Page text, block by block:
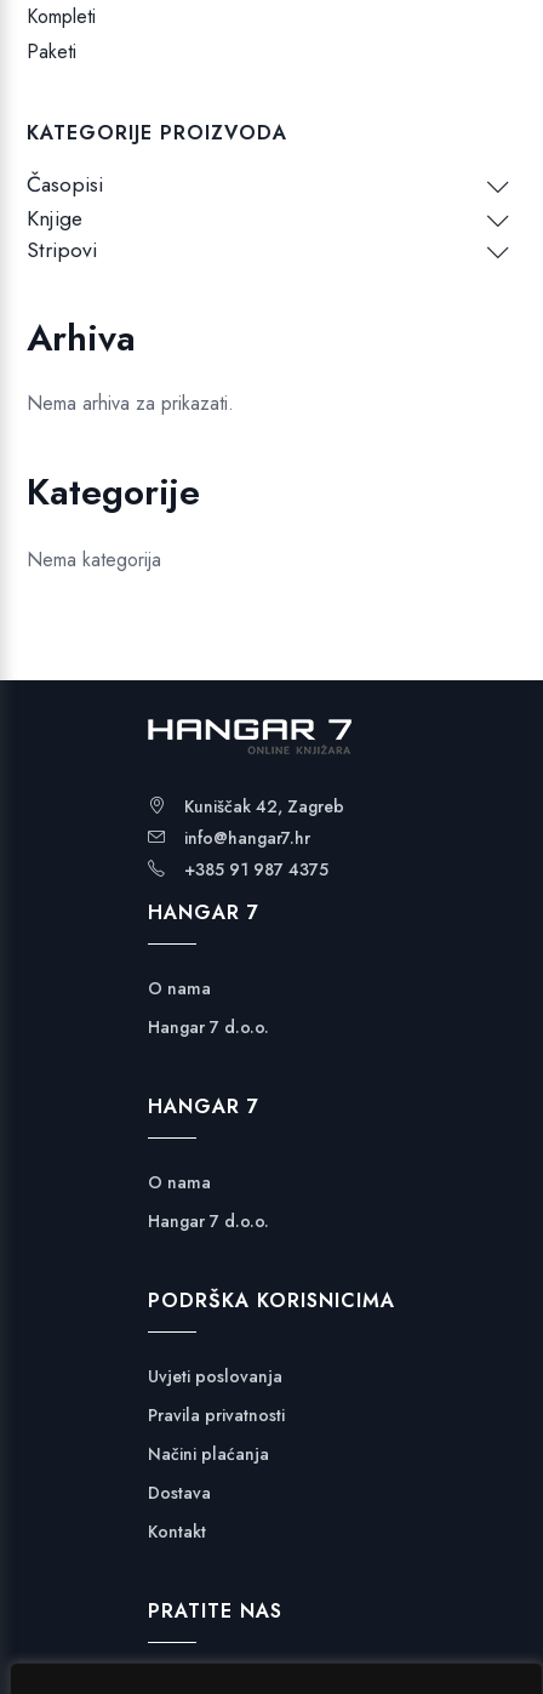
Kompleti
Paketi
KATEGORIJE PROIZVODA
Časopisi
Knjige
Stripovi
Arhiva
Nema arhiva za prikazati.
Kategorije
Nema kategorija
Kuniščak 42, Zagreb
info@hangar7.hr
+385 91 987 4375
HANGAR 7
O nama
Hangar 7 d.o.o.
HANGAR 7
O nama
Hangar 7 d.o.o.
PODRŠKA KORISNICIMA
Uvjeti poslovanja
Pravila privatnosti
Načini plaćanja
Dostava
Kontakt
PRATITE NAS